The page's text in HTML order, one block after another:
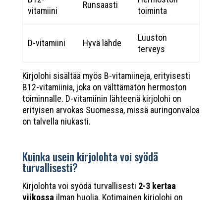
vitamiini
Runsaasti
toiminta
D-vitamiini Hyvä lähde
Luuston
terveys
Kirjolohi sisältää myös B-vitamiineja, erityisesti
B12-vitamiinia, joka on välttämätön hermoston
toiminnalle. D-vitamiinin lähteenä kirjolohi on
erityisen arvokas Suomessa, missä auringonvaloa
on talvella niukasti.
Kuinka usein kirjolohta voi syödä
turvallisesti?
Kirjolohta voi syödä turvallisesti 2-3 kertaa
viikossa ilman huolia. Kotimainen kirjolohi on